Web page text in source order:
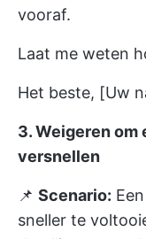
vooraf.
Laat me weten
Het beste, [Uw
3. Weigeren om
versnellen
📌 Scenario:
sneller te